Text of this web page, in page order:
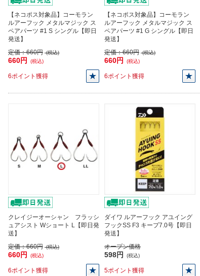
【ネコポス対象品】コーモラン
ルアーフック メタルマジック ス
ペアパーツ #1 S シングル【即日
発送】
定価：660円 (税込)
660円 (税込)
6ポイント獲得
【ネコポス対象品】コーモラン
ルアーフック メタルマジック ス
ペアパーツ #1 G シングル【即日
発送】
定価：660円 (税込)
660円 (税込)
6ポイント獲得
クレイジーオーシャン フラッシ
ュアシスト Wショート L【即日発
送】
定価：660円 (税込)
660円 (税込)
6ポイント獲得
ダイワ ルアーフック アユイング
フックSS F3 キープ7.0号【即日
発送】
オープン価格
598円 (税込)
5ポイント獲得